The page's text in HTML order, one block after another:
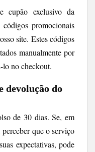
cupão exclusivo da
promocionais
site. Estes códigos
manualmente por
lo no checkout.
devolução do
de 30 dias. Se, em
que o serviço
expectativas, pode